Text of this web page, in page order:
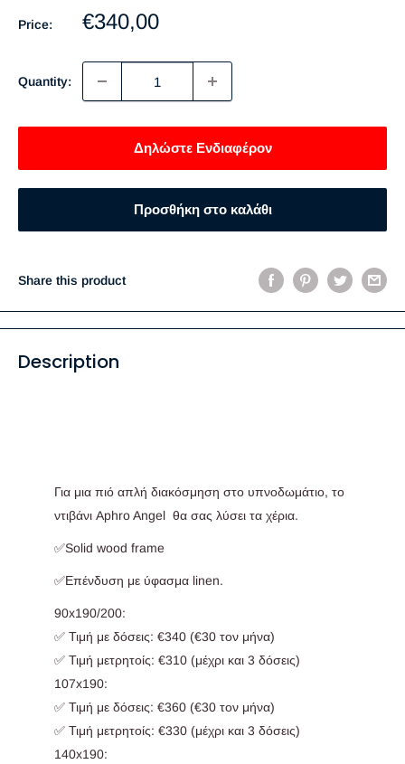
Price:
Sale
€340,00
Quantity:
Δηλώστε Ενδιαφέρον
Προσθήκη στο καλάθι
Share this product
Description
Για μια πιό απλή διακόσμηση στο υπνοδωμάτιο, το
ντιβάνι Aphro Angel θα σας λύσει τα χέρια.
✅Solid wood frame
✅Επένδυση με ύφασμα linen.
90x190/200:
✅ Τιμή με δόσεις: €340 (€30 τον μήνα)
✅ Τιμή μετρητοίς: €310 (μέχρι και 3 δόσεις)
107x190:
✅ Τιμή με δόσεις: €360 (€30 τον μήνα)
✅ Τιμή μετρητοίς: €330 (μέχρι και 3 δόσεις)
140x190: